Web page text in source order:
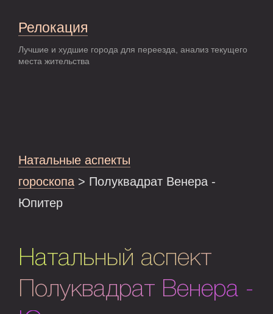
Релокация
Лучшие и худшие города для переезда, анализ текущего
места жительства
Натальные аспекты
гороскопа > Полуквадрат Венера -
Юпитер
Натальный аспект
Полуквадрат Венера -